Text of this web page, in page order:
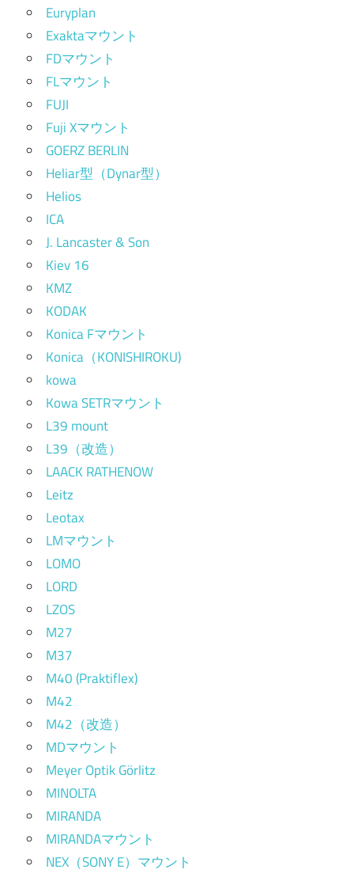
Euryplan
Exaktaマウント
FDマウント
FLマウント
FUJI
Fuji Xマウント
GOERZ BERLIN
Heliar型（Dynar型）
Helios
ICA
J. Lancaster & Son
Kiev 16
KMZ
KODAK
Konica Fマウント
Konica（KONISHIROKU)
kowa
Kowa SETRマウント
L39 mount
L39（改造）
LAACK RATHENOW
Leitz
Leotax
LMマウント
LOMO
LORD
LZOS
M27
M37
M40 (Praktiflex)
M42
M42（改造）
MDマウント
Meyer Optik Görlitz
MINOLTA
MIRANDA
MIRANDAマウント
NEX（SONY E）マウント